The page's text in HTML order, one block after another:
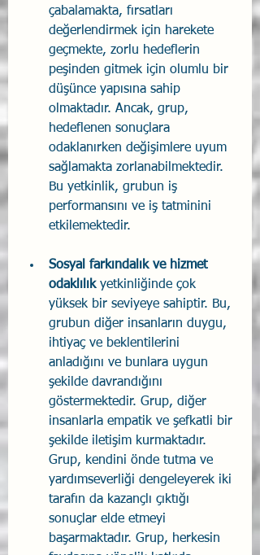
çabalamakta, fırsatları
değerlendirmek için harekete
geçmekte, zorlu hedeflerin
peşinden gitmek için olumlu bir
düşünce yapısına sahip
olmaktadır. Ancak, grup,
hedeflenen sonuçlara
odaklanırken değişimlere uyum
sağlamakta zorlanabilmektedir.
Bu yetkinlik, grubun iş
performansını ve iş tatminini
etkilemektedir.
Sosyal farkındalık ve hizmet
odaklılık yetkinliğinde çok
yüksek bir seviyeye sahiptir. Bu,
grubun diğer insanların duygu,
ihtiyaç ve beklentilerini
anladığını ve bunlara uygun
şekilde davrandığını
göstermektedir. Grup, diğer
insanlarla empatik ve şefkatli bir
şekilde iletişim kurmaktadır.
Grup, kendini önde tutma ve
yardımseverliği dengeleyerek iki
tarafın da kazançlı çıktığı
sonuçlar elde etmeyi
başarmaktadır. Grup, herkesin